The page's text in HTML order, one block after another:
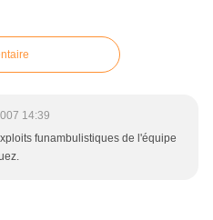
14:39
funambulistiques de l'équipe